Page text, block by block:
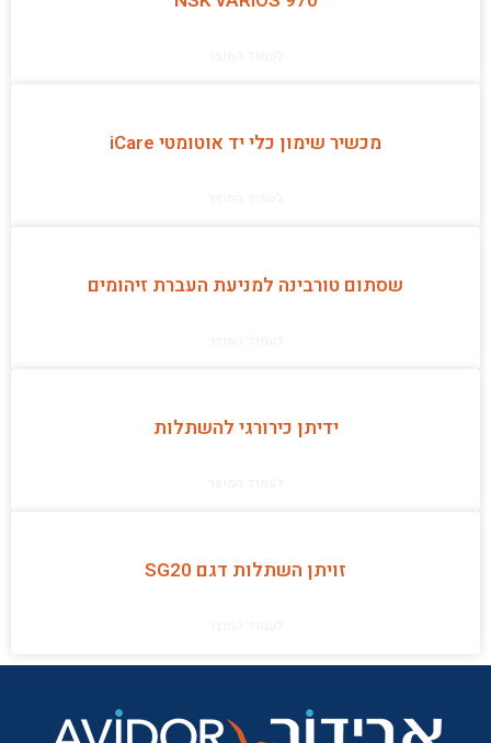
מכשיר שימון כלי יד אוטומטי iCare
שסתום טורבינה למניעת העברת זיהומים
ידיתן כירורגי להשתלות
זויתן השתלות דגם SG20